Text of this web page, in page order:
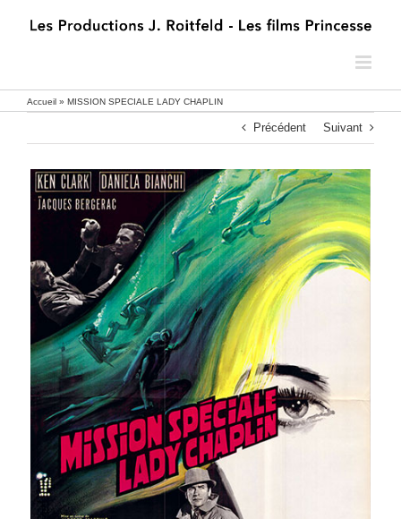
Accueil » MISSION SPECIALE LADY CHAPLIN
Précédent
Suivant